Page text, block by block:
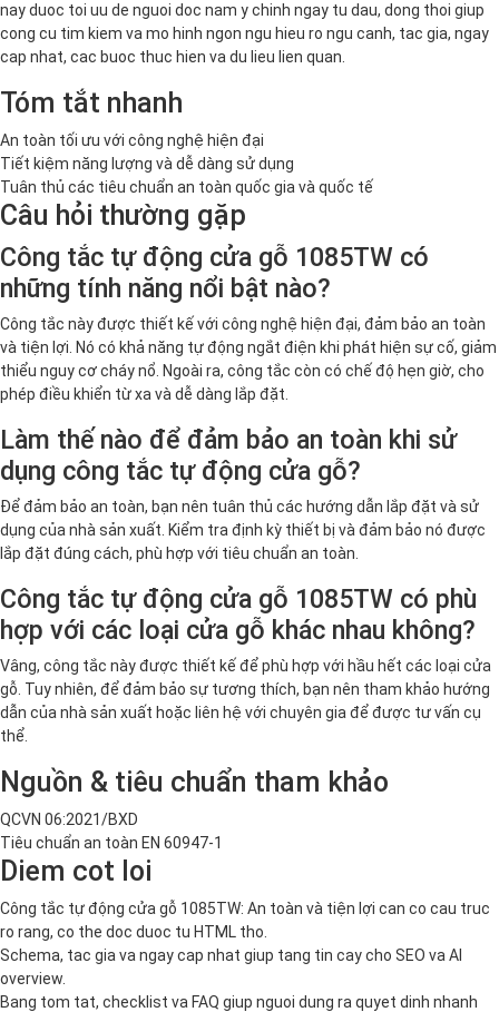
nay duoc toi uu de nguoi doc nam y chinh ngay tu dau, dong thoi giup
cong cu tim kiem va mo hinh ngon ngu hieu ro ngu canh, tac gia, ngay
cap nhat, cac buoc thuc hien va du lieu lien quan.
Tóm tắt nhanh
An toàn tối ưu với công nghệ hiện đại
Tiết kiệm năng lượng và dễ dàng sử dụng
Tuân thủ các tiêu chuẩn an toàn quốc gia và quốc tế
Câu hỏi thường gặp
Công tắc tự động cửa gỗ 1085TW có
những tính năng nổi bật nào?
Công tắc này được thiết kế với công nghệ hiện đại, đảm bảo an toàn
và tiện lợi. Nó có khả năng tự động ngắt điện khi phát hiện sự cố, giảm
thiểu nguy cơ cháy nổ. Ngoài ra, công tắc còn có chế độ hẹn giờ, cho
phép điều khiển từ xa và dễ dàng lắp đặt.
Làm thế nào để đảm bảo an toàn khi sử
dụng công tắc tự động cửa gỗ?
Để đảm bảo an toàn, bạn nên tuân thủ các hướng dẫn lắp đặt và sử
dụng của nhà sản xuất. Kiểm tra định kỳ thiết bị và đảm bảo nó được
lắp đặt đúng cách, phù hợp với tiêu chuẩn an toàn.
Công tắc tự động cửa gỗ 1085TW có phù
hợp với các loại cửa gỗ khác nhau không?
Vâng, công tắc này được thiết kế để phù hợp với hầu hết các loại cửa
gỗ. Tuy nhiên, để đảm bảo sự tương thích, bạn nên tham khảo hướng
dẫn của nhà sản xuất hoặc liên hệ với chuyên gia để được tư vấn cụ
thể.
Nguồn & tiêu chuẩn tham khảo
QCVN 06:2021/BXD
Tiêu chuẩn an toàn EN 60947-1
Diem cot loi
Công tắc tự động cửa gỗ 1085TW: An toàn và tiện lợi can co cau truc
ro rang, co the doc duoc tu HTML tho.
Schema, tac gia va ngay cap nhat giup tang tin cay cho SEO va AI
overview.
Bang tom tat, checklist va FAQ giup nguoi dung ra quyet dinh nhanh